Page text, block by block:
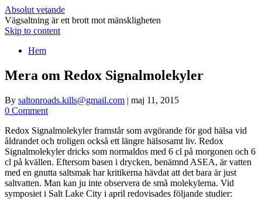
Absolut vetande
Vägsaltning är ett brott mot mänskligheten
Skip to content
Hem
Mera om Redox Signalmolekyler
By saltonroads.kills@gmail.com | maj 11, 2015
0 Comment
Redox Signalmolekyler framstår som avgörande för god hälsa vid
åldrandet och troligen också ett längre hälsosamt liv. Redox
Signalmolekyler dricks som normaldos med 6 cl på morgonen och 6
cl på kvällen. Eftersom basen i drycken, benämnd ASEA, är vatten
med en gnutta saltsmak har kritikerna hävdat att det bara är just
saltvatten. Man kan ju inte observera de små molekylerna. Vid
symposiet i Salt Lake City i april redovisades följande studier: